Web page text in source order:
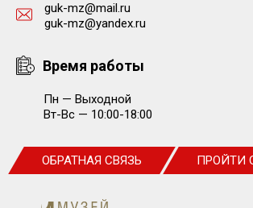
guk-mz@mail.ru
guk-mz@yandex.ru
Время работы
Пн — Выходной
Вт-Вс — 10:00-18:00
ОБРАТНАЯ СВЯЗЬ ПРОЙТИ